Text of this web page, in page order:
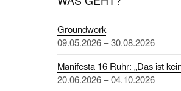
Groundwork
09.05.2026 – 30.08.2026
Manifesta 16 Ruhr: „Das ist
20.06.2026 – 04.10.2026